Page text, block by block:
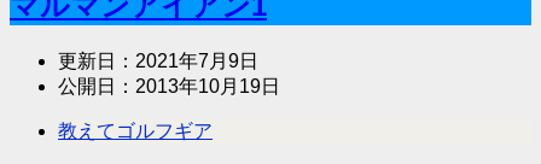
更新日： 2021年7月9日
公開日： 2013年10月19日
教えてゴルフギア